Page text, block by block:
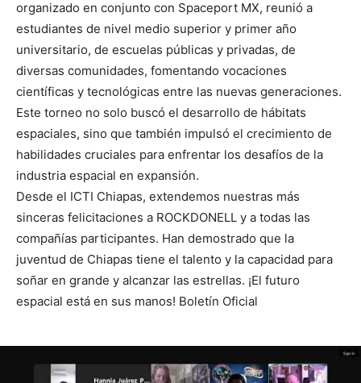
organizado en conjunto con Spaceport MX, reunió a
estudiantes de nivel medio superior y primer año
universitario, de escuelas públicas y privadas, de
diversas comunidades, fomentando vocaciones
científicas y tecnológicas entre las nuevas generaciones.
Este torneo no solo buscó el desarrollo de hábitats
espaciales, sino que también impulsó el crecimiento de
habilidades cruciales para enfrentar los desafíos de la
industria espacial en expansión.
Desde el ICTI Chiapas, extendemos nuestras más
sinceras felicitaciones a ROCKDONELL y a todas las
compañías participantes. Han demostrado que la
juventud de Chiapas tiene el talento y la capacidad para
soñar en grande y alcanzar las estrellas. ¡El futuro
espacial está en sus manos! Boletín Oficial